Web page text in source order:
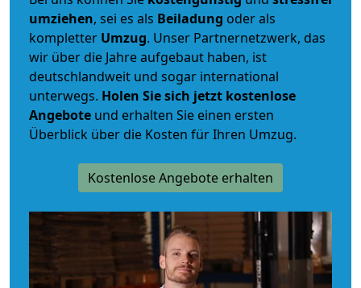
umziehen, sei es als Beiladung oder als
kompletter Umzug. Unser Partnernetzwerk, das
wir über die Jahre aufgebaut haben, ist
deutschlandweit und sogar international
unterwegs. Holen Sie sich jetzt kostenlose
Angebote und erhalten Sie einen ersten
Überblick über die Kosten für Ihren Umzug.
Kostenlose Angebote erhalten